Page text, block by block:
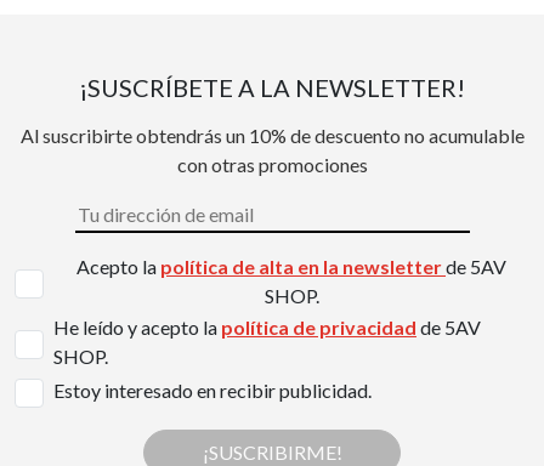
¡SUSCRÍBETE A LA NEWSLETTER!
Al suscribirte obtendrás un 10% de descuento no acumulable
con otras promociones
Acepto la política de alta en la newsletterde 5AV
SHOP.
He leído y acepto la política de privacidad de 5AV
SHOP.
Estoy interesado en recibir publicidad.
¡SUSCRIBIRME!